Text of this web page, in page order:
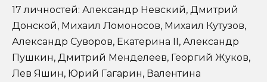
17 личностей: Александр Невский, Дмитрий
Донской, Михаил Ломоносов, Михаил Кутузов,
Александр Суворов, Екатерина II, Александр
Пушкин, Дмитрий Менделеев, Георгий Жуков,
Лев Яшин, Юрий Гагарин, Валентина